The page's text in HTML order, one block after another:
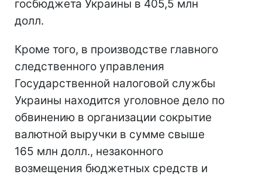
госбюджета Украины в 405,5 млн
долл.
Кроме того, в производстве главного
следственного управления
Государственной налоговой службы
Украины находится уголовное дело по
обвинению в организации сокрытие
валютной выручки в сумме свыше
165 млн долл., незаконного
возмещения бюджетных средств и